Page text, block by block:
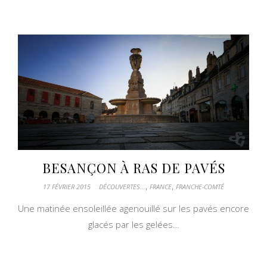
BESANÇON À RAS DE PAVÉS
17 FÉVRIER 2015 DÉCOUVERTES..., FRANCE, FRANCHE-COMTÉ
Une matinée ensoleillée agenouillé sur les pavés encore
glacés par les gelées…